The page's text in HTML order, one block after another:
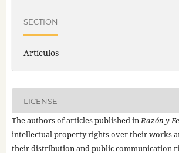
SECTION
Artículos
LICENSE
The authors of articles published inRazón y Fe
intellectual property rights over their works
their distribution and public communication